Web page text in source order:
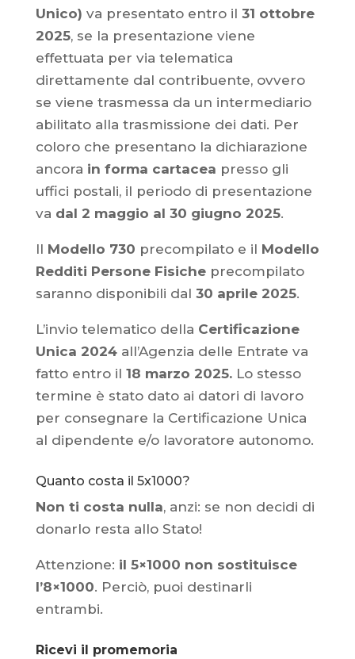
Unico) va presentato entro il 31 ottobre
2025, se la presentazione viene
effettuata per via telematica
direttamente dal contribuente, ovvero
se viene trasmessa da un intermediario
abilitato alla trasmissione dei dati. Per
coloro che presentano la dichiarazione
ancora in forma cartacea presso gli
uffici postali, il periodo di presentazione
va dal 2 maggio al 30 giugno 2025.
Il Modello 730 precompilato e il Modello
Redditi Persone Fisicheprecompilato
saranno disponibili dal 30 aprile 2025.
L’invio telematico della Certificazione
Unica 2024all’Agenzia delle Entrate va
fatto entro il 18 marzo 2025. Lo stesso
termine è stato dato ai datori di lavoro
per consegnare la Certificazione Unica
al dipendente e/o lavoratore autonomo.
Quanto costa il 5x1000?
Non ti costa nulla, anzi: se non decidi di
donarlo resta allo Stato!
Attenzione: il 5×1000 non sostituisce
l’8×1000. Perciò, puoi destinarli
entrambi.
Ricevi il promemoria